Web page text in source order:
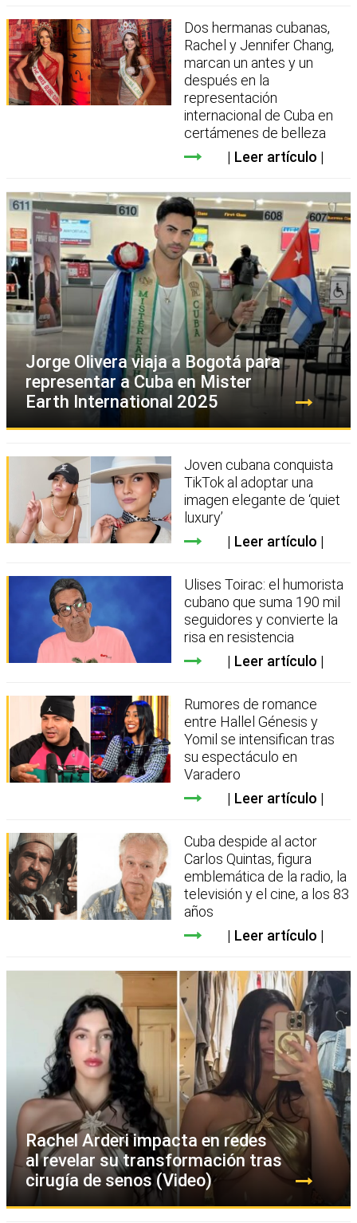
Dos hermanas cubanas,
Rachel y Jennifer Chang,
marcan un antes y un
después en la
representación
internacional de Cuba en
certámenes de belleza
Leer artículo
Jorge Olivera viaja a Bogotá para
representar a Cuba en Mister
Earth International 2025
Joven cubana conquista
TikTok al adoptar una
imagen elegante de ‘quiet
luxury’
Leer artículo
Ulises Toirac: el humorista
cubano que suma 190 mil
seguidores y convierte la
risa en resistencia
Leer artículo
Rumores de romance
entre Hallel Génesis y
Yomil se intensifican tras
su espectáculo en
Varadero
Leer artículo
Cuba despide al actor
Carlos Quintas, figura
emblemática de la radio, la
televisión y el cine, a los 83
años
Leer artículo
Rachel Arderi impacta en redes
al revelar su transformación tras
cirugía de senos (Video)